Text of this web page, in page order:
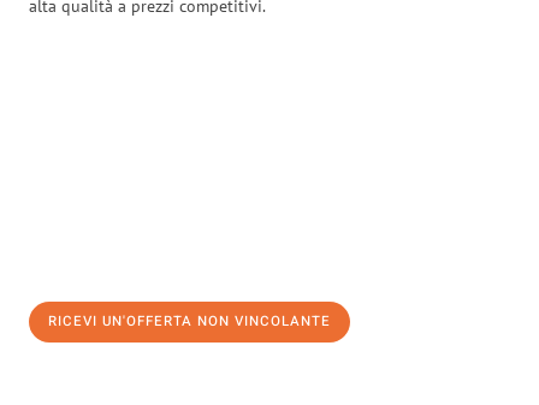
alta qualità a prezzi competitivi.
RICEVI UN'OFFERTA NON VINCOLANTE